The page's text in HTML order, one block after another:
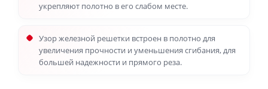
укрепляют полотно в его слабом месте.
Узор железной решетки встроен в полотно для
увеличения прочности и уменьшения сгибания, для
большей надежности и прямого реза.